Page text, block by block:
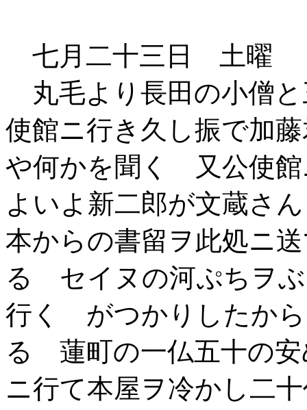
七月二十三日 土曜
丸毛より長田の小僧
使館ニ行き久し振で加
や何かを聞く 又公使
よいよ新二郎が文蔵さ
本からの書留ヲ此処ニ
る セイヌの河ぷちヲ
行く がつかりしたから
る 蓮町の一仏五十の安
ニ行て本屋ヲ冷かし二